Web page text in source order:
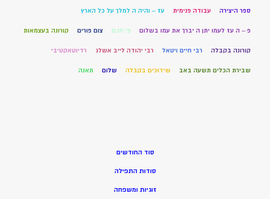
ספר היצירה עבודה פנימית עז – והיה ה למלך על כל הארץ
פ – ה עז לעמו יתן ה יברך את עמו בשלום פי חכם צום פורים קורונה בעצמאות
קורונה בקבלה רבי חיים ויטאל רבי יהודה לייב אשלג רדיוטאקטיבי
שבירת הכלים תשעה באב שידוכים בקבלה שלום תאנה
סוד החודשים
סודות התפילה
זוגיות ומשפחה